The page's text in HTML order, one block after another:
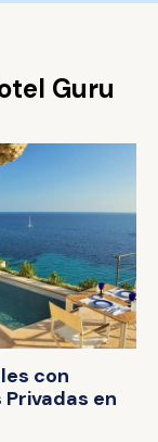
Guru
con
Privadas en